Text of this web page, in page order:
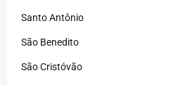
Santo Antônio
São Benedito
São Cristóvão